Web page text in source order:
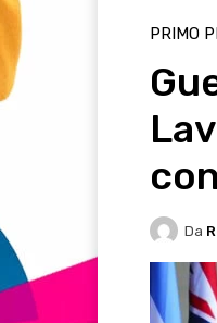
PRIMO
Da